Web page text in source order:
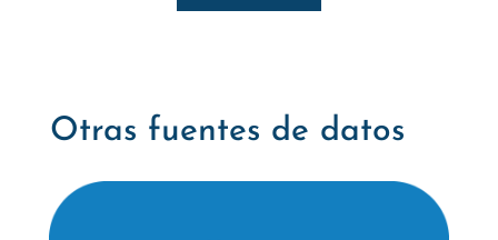
Otras fuentes de datos